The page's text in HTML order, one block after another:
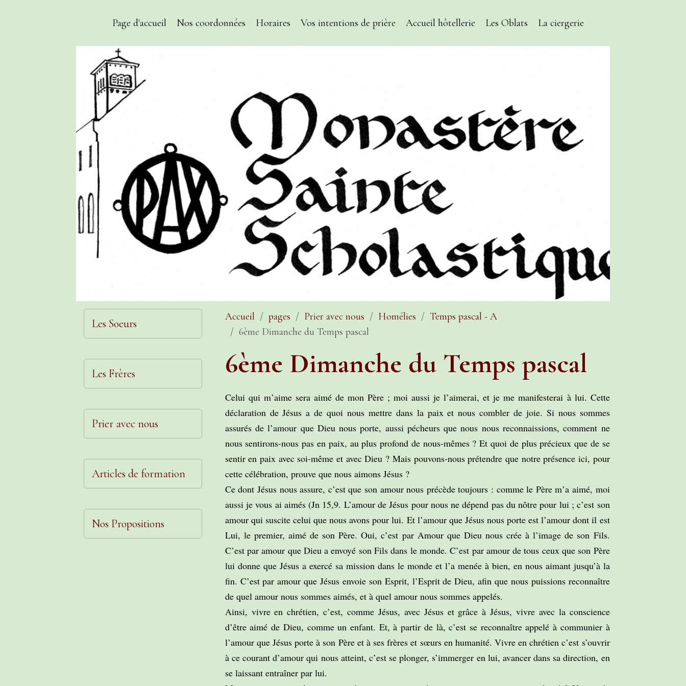
Page d'accueil Nos coordonnées Horaires Vos intentions de prière Accueil hôtellerie Les Oblats La ciergerie
Accueil pages Prier avec nous Homélies
Temps pascal - A
6ème Dimanche du Temps pascal
6ème Dimanche du Temps pascal
Celui qui m’aime sera aimé de mon Père ; moi aussi je l’aimerai, et je me manifesterai à lui. Cette
déclaration de Jésus a de quoi nous mettre dans la paix et nous combler de joie. Si nous sommes
assurés de l’amour que Dieu nous porte, aussi pécheurs que nous nous reconnaissions, comment ne
nous sentirons-nous pas en paix, au plus profond de nous-mêmes ? Et quoi de plus précieux que de se
sentir en paix avec soi-même et avec Dieu ? Mais pouvons-nous prétendre que notre présence ici, pour
cette célébration, prouve que nous aimons Jésus ?
Ce dont Jésus nous assure, c’est que son amour nous précède toujours : comme le Père m’a aimé, moi
aussi je vous ai aimés (Jn 15,9. L’amour de Jésus pour nous ne dépend pas du nôtre pour lui ; c’est son
amour qui suscite celui que nous avons pour lui. Et l’amour que Jésus nous porte est l’amour dont il est
Lui, le premier, aimé de son Père. Oui, c’est par Amour que Dieu nous crée à l’image de son Fils.
C’est par amour que Dieu a envoyé son Fils dans le monde. C’est par amour de tous ceux que son Père
lui donne que Jésus a exercé sa mission dans le monde et l’a menée à bien, en nous aimant jusqu’à la
fin. C’est par amour que Jésus envoie son Esprit, l’Esprit de Dieu, afin que nous puissions reconnaître
de quel amour nous sommes aimés, et à quel amour nous sommes appelés.
Ainsi, vivre en chrétien, c’est, comme Jésus, avec Jésus et grâce à Jésus, vivre avec la conscience
d’être aimé de Dieu, comme un enfant. Et, à partir de là, c’est se reconnaître appelé à communier à
l’amour que Jésus porte à son Père et à ses frères et sœurs en humanité. Vivre en chrétien c’est s’ouvrir
à ce courant d’amour qui nous atteint, c’est se plonger, s’immerger en lui, avancer dans sa direction, en
se laissant entraîner par lui.
Les Soeurs
Les Frères
Prier avec nous
Articles de formation
Nos Propositions